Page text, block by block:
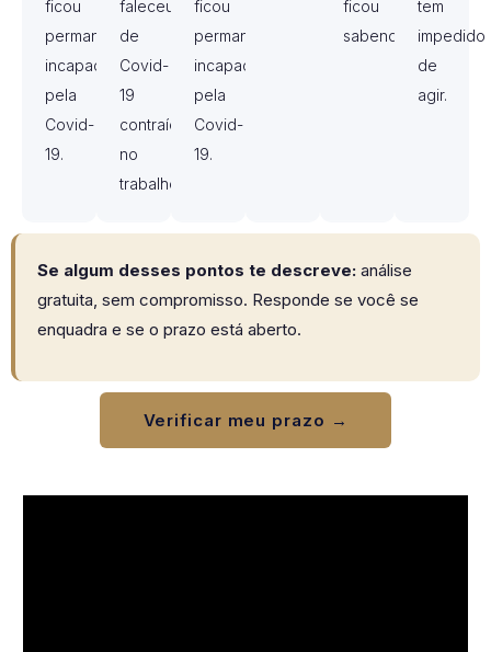
ficou
permanentemente
incapacitado
pela
Covid-
19.
faleceu
de
Covid-
19
contraída
no
trabalho.
ficou
permanentemente
incapacitado
pela
Covid-
19.
ficou
sabendo.
tem
impedido
de
agir.
Se algum desses pontos te descreve: análise
gratuita, sem compromisso. Responde se você se
enquadra e se o prazo está aberto.
Verificar meu prazo →